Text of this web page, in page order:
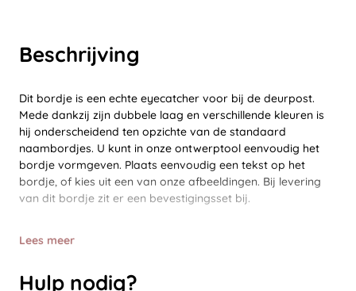
Beschrijving
Dit bordje is een echte eyecatcher voor bij de deurpost.
Mede dankzij zijn dubbele laag en verschillende kleuren is
hij onderscheidend ten opzichte van de standaard
naambordjes. U kunt in onze ontwerptool eenvoudig het
bordje vormgeven. Plaats eenvoudig een tekst op het
bordje, of kies uit een van onze afbeeldingen. Bij levering
van dit bordje zit er een bevestigingsset bij.
Lees meer
Hulp nodig?